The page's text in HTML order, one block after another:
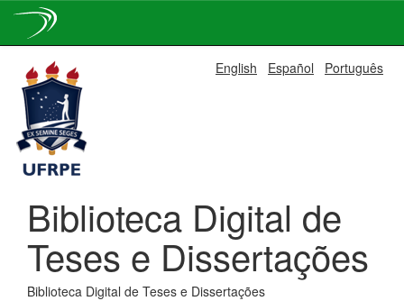
navigation
English Español Português
Biblioteca Digital de
Teses e Dissertações
Biblioteca Digital de Teses e Dissertações